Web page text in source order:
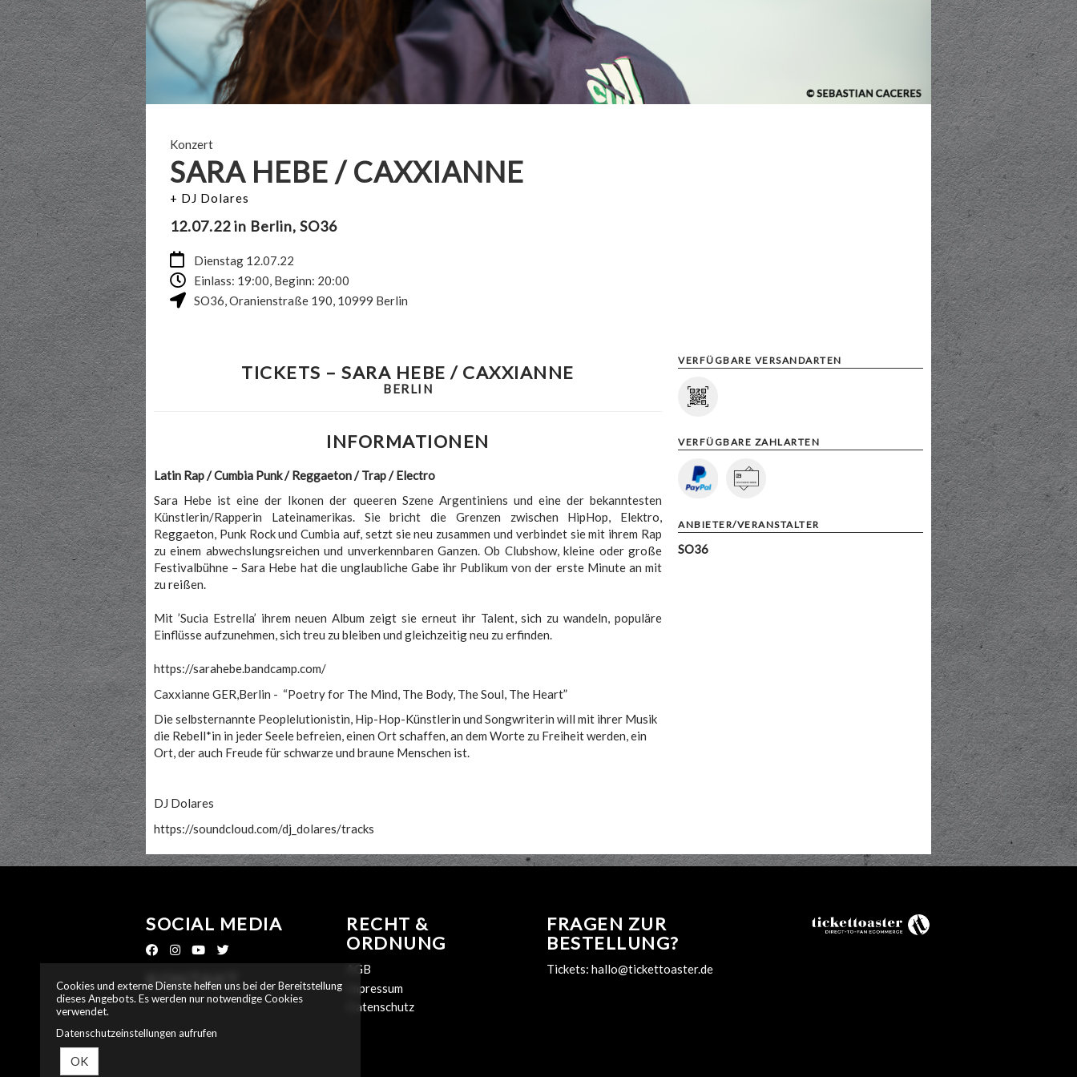
Konzert
SARA HEBE / CAXXIANNE
+ DJ Dolares
12.07.22 in Berlin, SO36
Dienstag 12.07.22
Einlass: 19:00, Beginn: 20:00
SO36 Oranienstraße 190 10999 Berlin
TICKETS – SARA HEBE / CAXXIANNE
BERLIN
INFORMATIONEN
Latin Rap / Cumbia Punk / Reggaeton / Trap / Electro
Sara Hebe ist eine der Ikonen der queeren Szene Argentiniens und eine der bekanntesten
Künstlerin/Rapperin Lateinamerikas. Sie bricht die Grenzen zwischen HipHop, Elektro,
Reggaeton, Punk Rock und Cumbia auf, setzt sie neu zusammen und verbindet sie mit ihrem Rap
zu einem abwechslungsreichen und unverkennbaren Ganzen. Ob Clubshow, kleine oder große
Festivalbühne – Sara Hebe hat die unglaubliche Gabe ihr Publikum von der erste Minute an mit
zu reißen.
Mit ’Sucia Estrella’ ihrem neuen Album zeigt sie erneut ihr Talent, sich zu wandeln, populäre
Einflüsse aufzunehmen, sich treu zu bleiben und gleichzeitig neu zu erfinden.
https://sarahebe.bandcamp.com/
Caxxianne GER,Berlin - “Poetry for The Mind, The Body, The Soul, The Heart”
Die selbsternannte Peoplelutionistin, Hip-Hop-Künstlerin und Songwriterin will mit ihrer Musik
die Rebell*in in jeder Seele befreien, einen Ort schaffen, an dem Worte zu Freiheit werden, ein
Ort, der auch Freude für schwarze und braune Menschen ist.
DJ Dolares
https://soundcloud.com/dj_dolares/tracks
VERFÜGBARE VERSANDARTEN
VERFÜGBARE ZAHLARTEN
ANBIETER/VERANSTALTER
SO36
SOCIAL MEDIA
KONTAKT
RECHT &
ORDNUNG
AGB
Impressum
Datenschutz
FRAGEN ZUR
BESTELLUNG?
Tickets: hallo@tickettoaster.de
Cookies und externe Dienste helfen uns bei der Bereitstellung
dieses Angebots. Es werden nur notwendige Cookies
verwendet.
Datenschutzeinstellungen aufrufen
OK